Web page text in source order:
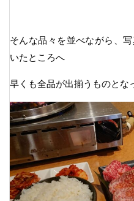
そんな品々を並べながら、
いたところへ
早くも全品が出揃うものとな